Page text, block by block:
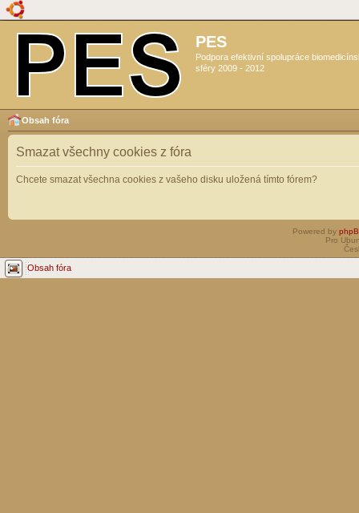
PES
Podpora efektivní spolupráce
sféry 2009 - 2012
Obsah fóra
Smazat všechny cookies z fóra
Chcete smazat všechna cookies z vašeho disku uložená tímto fórem?
Powered by
Pro
Obsah fóra